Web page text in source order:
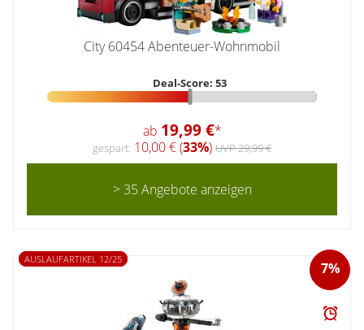
City 60454 Abenteuer-Wohnmobil
Deal-Score: 53
ab 19,99 €*
gespart: 10,00 € (33%) UVP 29,99 €
> 35 Angebote anzeigen
7%
AUSLAUFARTIKEL 12/25